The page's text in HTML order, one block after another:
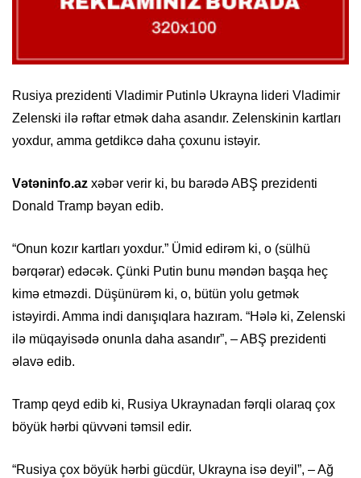
Rusiya prezidenti Vladimir Putinlə Ukrayna lideri Vladimir
Zelenski ilə rəftar etmək daha asandır. Zelenskinin kartları
yoxdur, amma getdikcə daha çoxunu istəyir.
Vətəninfo.az xəbər verir ki, bu barədə ABŞ prezidenti
Donald Tramp bəyan edib.
“Onun kozır kartları yoxdur.” Ümid edirəm ki, o (sülhü
bərqərar) edəcək. Çünki Putin bunu məndən başqa heç
kimə etməzdi. Düşünürəm ki, o, bütün yolu getmək
istəyirdi. Amma indi danışıqlara hazıram. “Hələ ki, Zelenski
ilə müqayisədə onunla daha asandır”, – ABŞ prezidenti
əlavə edib.
Tramp qeyd edib ki, Rusiya Ukraynadan fərqli olaraq çox
böyük hərbi qüvvəni təmsil edir.
“Rusiya çox böyük hərbi gücdür, Ukrayna isə deyil”, – Ağ